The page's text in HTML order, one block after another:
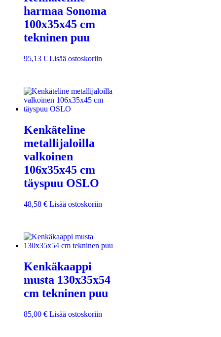
harmaa Sonoma
100x35x45 cm
tekninen puu
95,13 € Lisää ostoskoriin
Kenkäteline
metallijaloilla
valkoinen
106x35x45 cm
täyspuu OSLO
48,58 € Lisää ostoskoriin
Kenkäkaappi
musta 130x35x54
cm tekninen puu
85,00 € Lisää ostoskoriin